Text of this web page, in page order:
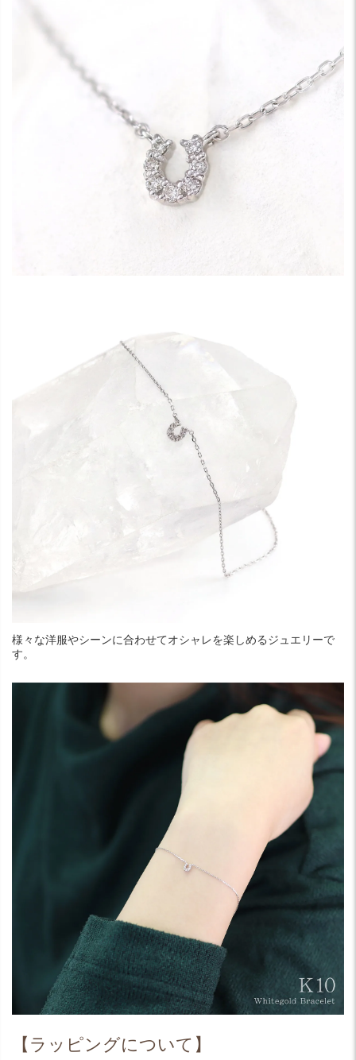
様々な洋服やシーンに合わせてオシャレを楽しめるジュエリーで
す。
【ラッピングについて】